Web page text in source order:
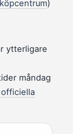
)
ytterligare
måndag